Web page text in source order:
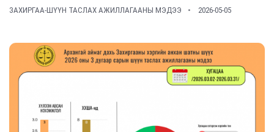
ЗАХИРГАА-ШҮҮН ТАСЛАХ АЖИЛЛАГААНЫ МЭДЭЭ 2026-05-05